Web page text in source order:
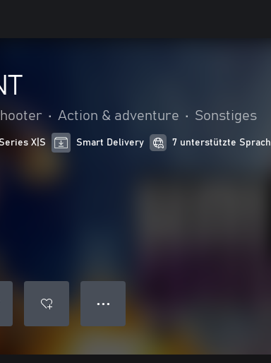
• Action & adventure • Sonstiges
X|S Smart Delivery 7 unterstützte
● ● ●